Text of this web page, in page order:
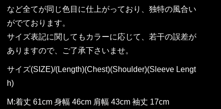
など全てが同じ色目に仕上がっており、独特の風合い
がでております。
サイズ表記に関してもカラーに応じて、若干の誤差が
ありますので、ご了承下さいませ。
サイズ(SIZE)/(Length)(Chest)(Shoulder)(Sleeve Lengt
h)
M:着丈 61cm 身幅 46cm 肩幅 43cm 袖丈 17cm